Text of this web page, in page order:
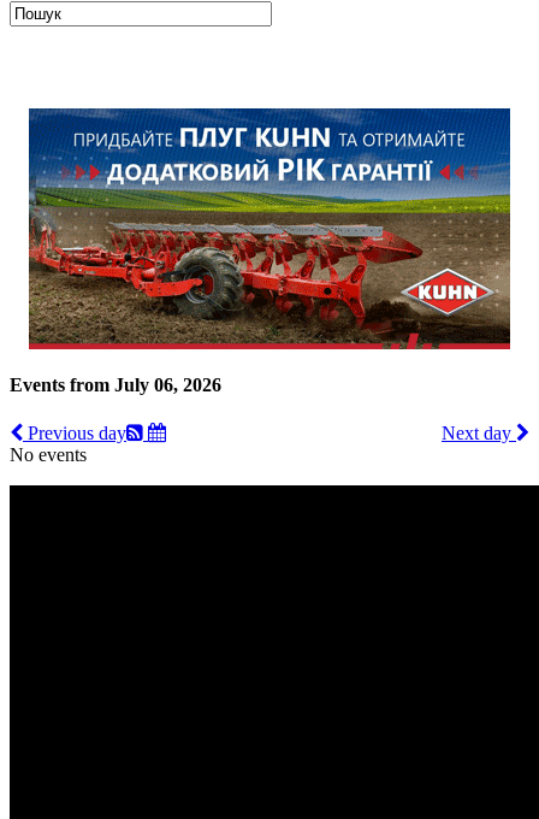
Events from July 06, 2026
Previous day
Next day
No events